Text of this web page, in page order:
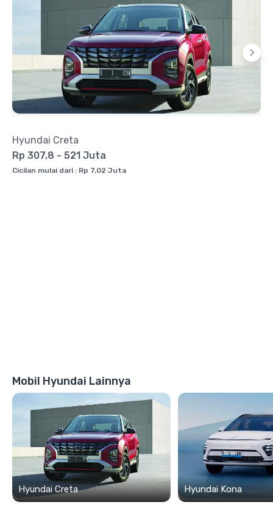
Hyundai Creta
Rp 307,8 - 521 Juta
Cicilan mulai dari : Rp 7,02 Juta
Mobil Hyundai Lainnya
Hyundai Creta Hyundai Kona